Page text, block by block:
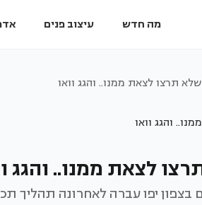
מה חדש עיצוב פנים
תרצו לצאת ממנו.. והגג וואו
לצאת ממנו.. והגג
בצפון יפו עברה לאחרונה תהליך